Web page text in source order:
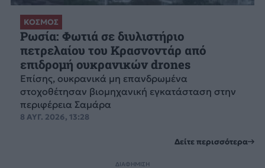
ΚΟΣΜΟΣ
Ρωσία: Φωτιά σε διυλιστήριο
πετρελαίου του Κρασνοντάρ από
επιδρομή ουκρανικών drones
Επίσης, ουκρανικά μη επανδρωμένα
στοχοθέτησαν βιομηχανική εγκατάσταση στην
περιφέρεια Σαμάρα
8 ΑΥΓ. 2026, 13:28
Δείτε περισσότερα
ΔΙΑΦΗΜΙΣΗ